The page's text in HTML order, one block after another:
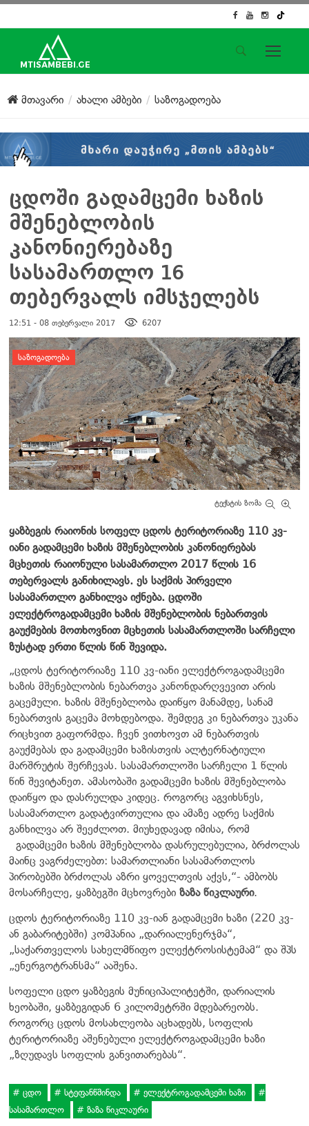
საიტის მენიუ
მთავარი
ქართული საქმე
კონტაქტი
სოციალური ქსელები
მთავარი ახალი ამბები საზოგადოება
ცდოში გადამცემი ხაზის
მშენებლობის
კანონიერებაზე
სასამართლო 16
თებერვალს იმსჯელებს
12:51 - 08 თებერვალი 2017 6207
დატოვე კომენტარი
ᲡᲐᲖᲝᲒᲐᲓᲝᲔᲑᲐ
ტექსტის ზომა
ყაზბეგის რაიონის სოფელ ცდოს ტერიტორიაზე 110 კვ-
იანი გადამცემი ხაზის მშენებლობის კანონიერებას
მცხეთის რაიონული სასამართლო 2017 წლის 16
თებერვალს განიხილავს. ეს საქმის პირველი
სასამართლო განხილვა იქნება. ცდოში
ელექტროგადამცემი ხაზის მშენებლობის ნებართვის
გაუქმების მოთხოვნით მცხეთის სასამართლოში სარჩელი
ზუსტად ერთი წლის წინ შევიდა.
„ცდოს ტერიტორიაზე 110 კვ-იანი ელექტროგადამცემი
ხაზის მშენებლობის ნებართვა კანონდარღვევით არის
გაცემული. ხაზის მშენებლობა დაიწყო მანამდე, სანამ
ნებართვის გაცემა მოხდებოდა. შემდეგ კი ნებართვა უკანა
რიცხვით გაფორმდა. ჩვენ ვითხოვთ ამ ნებართვის
გაუქმებას და გადამცემი ხაზისთვის ალტერნატიული
მარშრუტის შერჩევას. სასამართლოში სარჩელი 1 წლის
წინ შევიტანეთ. ამასობაში გადამცემი ხაზის მშენებლობა
დაიწყო და დასრულდა კიდეც. როგორც აგვიხსნეს,
სასამართლო გადატვირთულია და ამაზე ადრე საქმის
განხილვა არ შეეძლოთ. მიუხედავად იმისა, რომ
გადამცემი ხაზის მშენებლობა დასრულებულია, ბრძოლას
მაინც ვაგრძელებთ: სამართლიანი სასამართლოს
პირობებში ბრძოლას აზრი ყოველთვის აქვს,“- ამბობს
მოსარჩელე, ყაზბეგში მცხოვრები ზაზა წიკლაური.
ცდოს ტერიტორიაზე 110 კვ-იან გადამცემი ხაზი (220 კვ-
ან გაბარიტებში) კომპანია „დარიალენერჯმა“,
„საქართველოს სახელმწიფო ელექტროსისტემამ“ და შპს
„ენერგოტრანსმა“ ააშენა.
სოფელი ცდო ყაზბეგის მუნიციპალიტეტში, დარიალის
ხეობაში, ყაზბეგიდან 6 კილომეტრში მდებარეობს.
როგორც ცდოს მოსახლეობა აცხადებს, სოფლის
ტერიტორიაზე აშენებული ელექტროგადამცემი ხაზი
„ზღუდავს სოფლის განვითარებას“.
ცდო სტეფანწმინდა
ელექტროგადამცემი ხაზი
სასამართლო
ზაზა წიკლაური